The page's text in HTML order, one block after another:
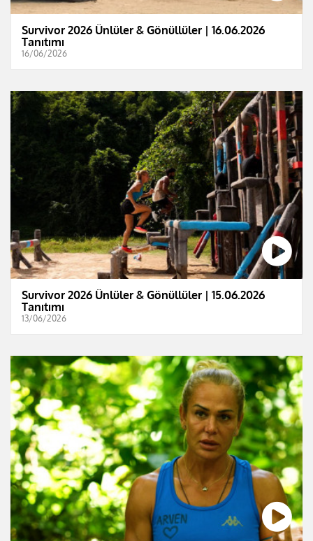
Survivor 2026 Ünlüler & Gönüllüler | 16.06.2026
Tanıtımı
16/06/2026
Survivor 2026 Ünlüler & Gönüllüler | 15.06.2026
Tanıtımı
13/06/2026